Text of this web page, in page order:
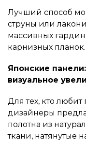
Лучший способ
струны или
массивных
карнизных планок.
Японские
визуальное
Для тех, кто
дизайнеры
полотна из
ткани, натянутые